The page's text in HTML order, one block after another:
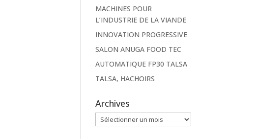
MACHINES POUR
L’INDUSTRIE DE LA VIANDE
INNOVATION PROGRESSIVE
SALON ANUGA FOOD TEC
AUTOMATIQUE FP30 TALSA
TALSA, HACHOIRS
Archives
Archives